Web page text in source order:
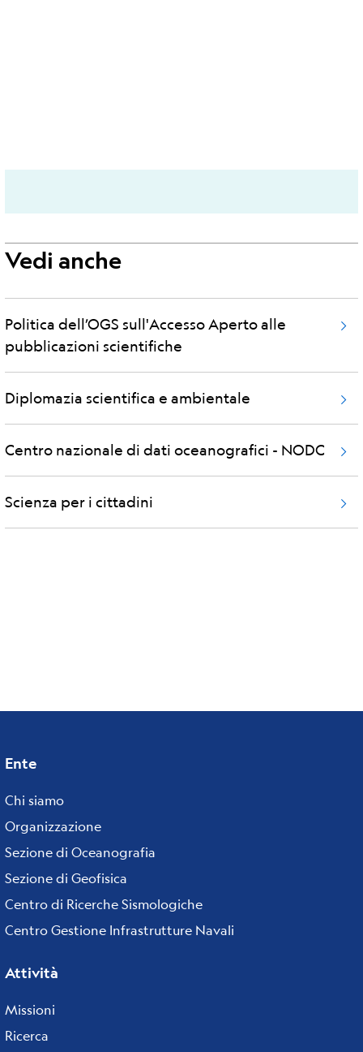
Vedi anche
Politica dell’OGS sull'Accesso Aperto alle
pubblicazioni scientifiche
Diplomazia scientifica e ambientale
Centro nazionale di dati oceanografici - NODC
Scienza per i cittadini
Footer
menu
Ente
Chi siamo
Organizzazione
Sezione di Oceanografia
Sezione di Geofisica
Centro di Ricerche Sismologiche
Centro Gestione Infrastrutture Navali
Attività
Missioni
Ricerca